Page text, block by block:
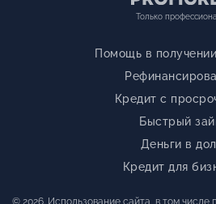
Только
Помощь в
Кредит с
Быстрый
Деньги в
Кредит для
© 2026. Использование сайта, в том числе